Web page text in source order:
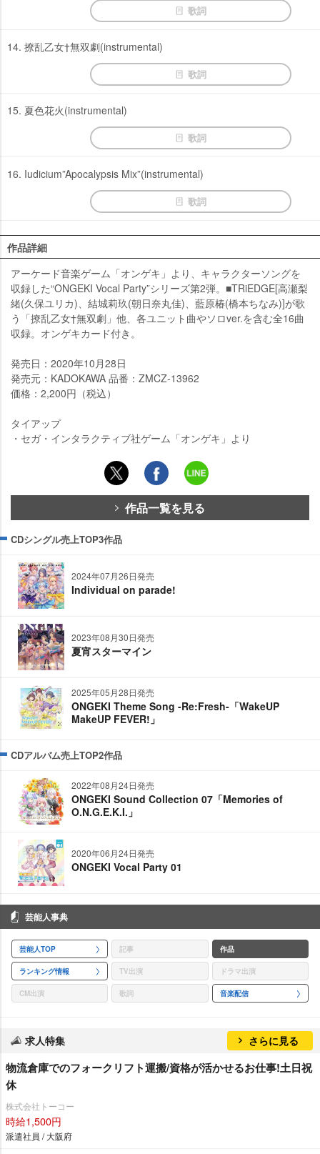
歌詞
14. 撩乱乙女†無双劇(instrumental)
歌詞
15. 夏色花火(instrumental)
歌詞
16. Iudicium”Apocalypsis Mix”(instrumental)
歌詞
作品詳細
アーケード音楽ゲーム「オンゲキ」より、キャラクターソングを
収録した“ONGEKI Vocal Party”シリーズ第2弾。■TRiEDGE[高瀬梨
緒(久保ユリカ)、結城莉玖(朝日奈丸佳)、藍原椿(橋本ちなみ)]が歌
う「撩乱乙女†無双劇」他、各ユニット曲やソロver.を含む全16曲
収録。オンゲキカード付き。
発売日：2020年10月28日
発売元：KADOKAWA 品番：ZMCZ-13962
価格：2,200円（税込）
タイアップ
・セガ・インタラクティブ社ゲーム「オンゲキ」より
作品一覧を見る
CDシングル売上TOP3作品
2024年07月26日発売
Individual on parade!
2023年08月30日発売
夏宵スターマイン
2025年05月28日発売
ONGEKI Theme Song -Re:Fresh-「WakeUP
MakeUP FEVER!」
CDアルバム売上TOP2作品
2022年08月24日発売
ONGEKI Sound Collection 07「Memories of
O.N.G.E.K.I.」
2020年06月24日発売
ONGEKI Vocal Party 01
芸能人事典
芸能人TOP 記事 作品
ランキング情報 TV出演 ドラマ出演
CM出演 歌詞 音楽配信
求人特集 さらに見る
物流倉庫でのフォークリフト運搬/資格が活かせるお仕事!土日祝
休
株式会社トーコー
時給1,500円
派遣社員 / 大阪府